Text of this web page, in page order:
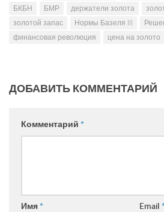
БКБН
БМР держатели золота
золотой запас
Нормы Базеля III
финансовая революция
цена на золото
ДОБАВИТЬ КОММЕНТАРИЙ
Комментарий *
Имя* Email